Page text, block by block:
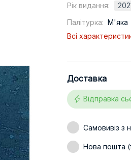
Рік видання:
Палітурка: М'яка
Всі
Доставка
Відправка
Самовивіз з
Нова пошта